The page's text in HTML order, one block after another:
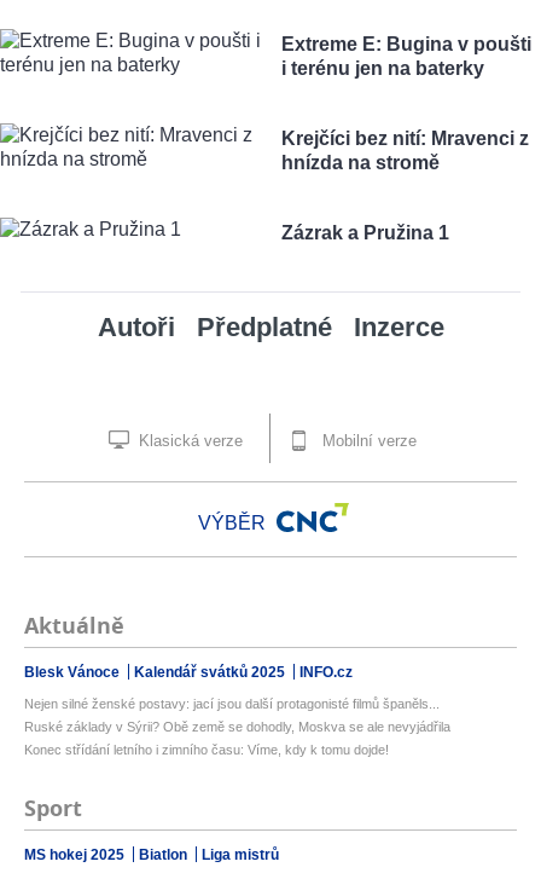
Extreme E: Bugina v poušti
i terénu jen na baterky
Krejčíci bez nití: Mravenci z
hnízda na stromě
Zázrak a Pružina 1
Autoři Předplatné Inzerce
Klasická verze Mobilní verze
VÝBĚR
Aktuálně
Blesk Vánoce Kalendář svátků 2025 INFO.cz
Nejen silné ženské postavy: jací jsou další protagonisté filmů španěls...
Ruské základy v Sýrii? Obě země se dohodly, Moskva se ale nevyjádřila
Konec střídání letního i zimního času: Víme, kdy k tomu dojde!
Sport
MS hokej 2025 Biatlon Liga mistrů